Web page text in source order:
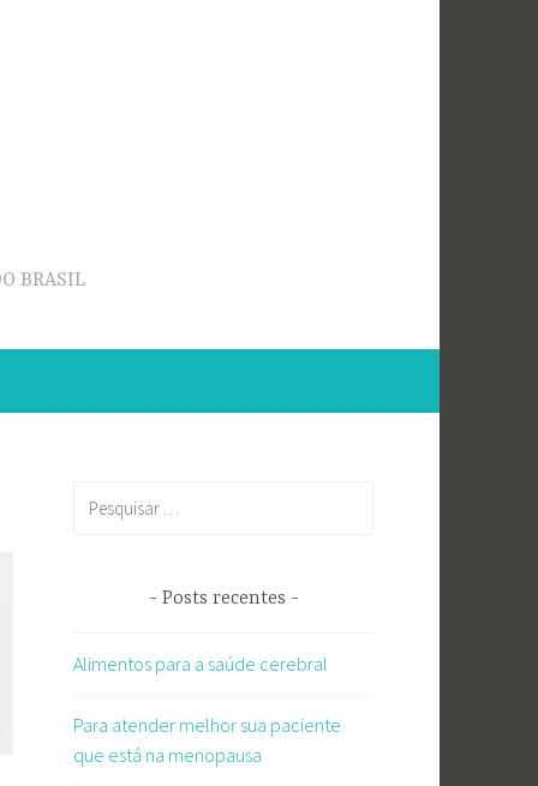
BRASIL
Posts recentes
Alimentos para a saúde cerebral
Para atender melhor sua paciente
que está na menopausa